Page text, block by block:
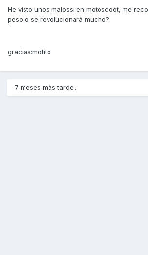
He visto unos malossi en motoscoot, me
peso o se revolucionará mucho?
gracias:motito
7 meses más tarde...